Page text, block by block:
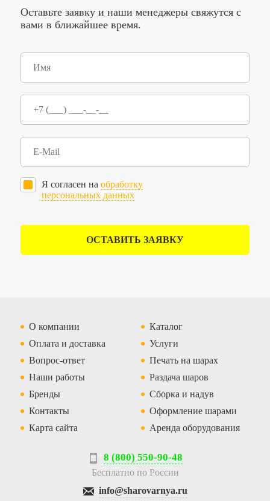
Оставьте заявку и наши менеджеры свяжутся с
вами в ближайшее время.
Я согласен на обработку
персональных данных
ОСТАВИТЬ ЗАЯВКУ
О компании
Оплата и доставка
Вопрос-ответ
Наши работы
Бренды
Контакты
Карта сайта
Каталог
Услуги
Печать на шарах
Раздача шаров
Сборка и надув
Оформление шарами
Аренда оборудования
8 (800) 550-90-48
Бесплатно по России
info@sharovarnya.ru